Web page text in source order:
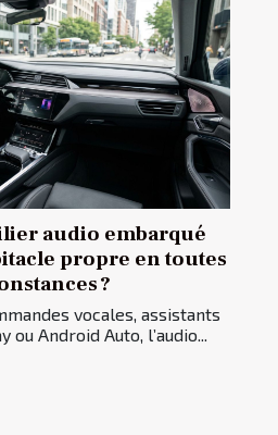
audio embarqué
propre en toutes
?
vocales, assistants
ou Android Auto, l’audio...